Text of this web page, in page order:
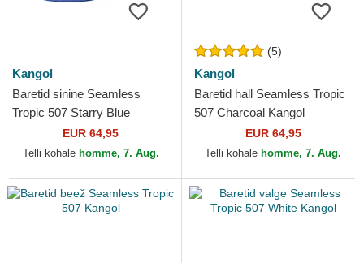
Kangol
Baretid sinine Seamless
Tropic 507 Starry Blue
EUR 64,95
Telli kohale homme, 7. Aug.
(5)
Kangol
Baretid hall Seamless Tropic
507 Charcoal Kangol
EUR 64,95
Telli kohale homme, 7. Aug.